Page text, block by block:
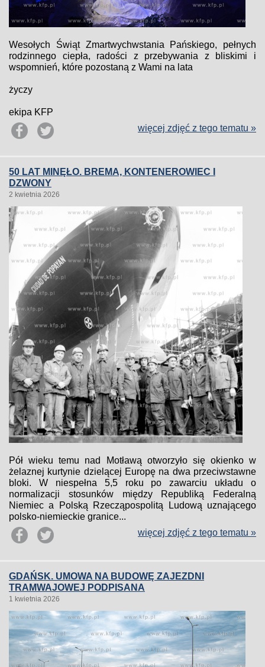
Wesołych Świąt Zmartwychwstania Pańskiego, pełnych
rodzinnego ciepła, radości z przebywania z bliskimi i
wspomnień, które pozostaną z Wami na lata
życzy
ekipa KFP
więcej zdjęć z tego tematu »
50 LAT MINĘŁO. BREMA, KONTENEROWIEC I
DZWONY
2 kwietnia 2026
Pół wieku temu nad Motławą otworzyło się okienko w
żelaznej kurtynie dzielącej Europę na dwa przeciwstawne
bloki. W niespełna 5,5 roku po zawarciu układu o
normalizacji stosunków między Republiką Federalną
Niemiec a Polską Rzecząpospolitą Ludową uznającego
polsko-niemieckie granice...
więcej zdjęć z tego tematu »
GDAŃSK. UMOWA NA BUDOWĘ ZAJEZDNI
TRAMWAJOWEJ PODPISANA
1 kwietnia 2026